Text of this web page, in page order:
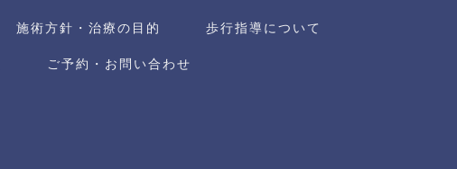
施術方針・治療の目的 歩行指導について
ご予約・お問い合わせ